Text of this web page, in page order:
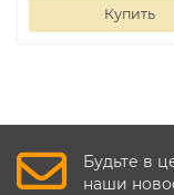
Купить
Будьте в
наши